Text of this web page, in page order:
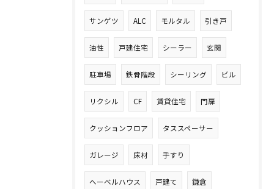
サンゲツ ALC モルタル 引き戸
油性 戸建住宅 シーラー 玄関
駐車場 鉄骨階段 シーリング ビル
リクシル CF 賃貸住宅 門扉
クッションフロア タススペーサー
ガレージ 床材 手すり
へーベルハウス 戸建て 鎌倉